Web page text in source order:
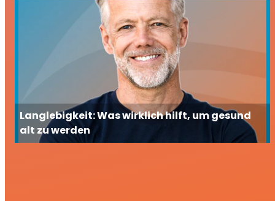
Langlebigkeit: Was wirklich hilft, um gesund
alt zu werden